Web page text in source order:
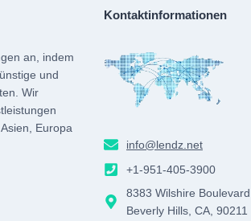
an, indem
und
Wir
Europa
Kontaktinformationen
info@lendz.net
+1-951-405-3900
8383 Wilshire
Beverly Hills, CA, 90211